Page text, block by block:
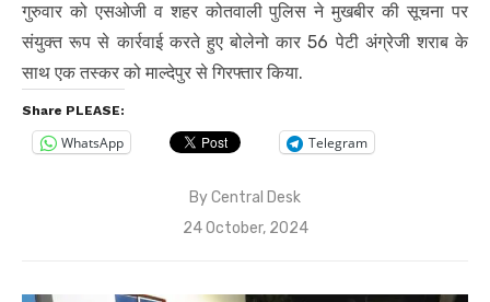
गुरुवार को एसओजी व शहर कोतवाली पुलिस ने मुखबीर की सूचना पर
संयुक्त रूप से कार्रवाई करते हुए बोलेनो कार 56 पेटी अंग्रेजी शराब के
साथ एक तस्कर को माल्देपुर से गिरफ्तार किया.
Share PLEASE:
WhatsApp Telegram
ByCentral Desk
Posted
24 October, 2024